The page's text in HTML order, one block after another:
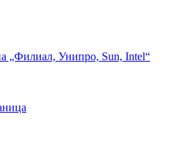
„Филиал, Унипро, Sun, Intel“